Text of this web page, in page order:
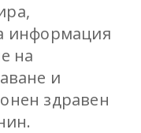
информация
на
и
здравен